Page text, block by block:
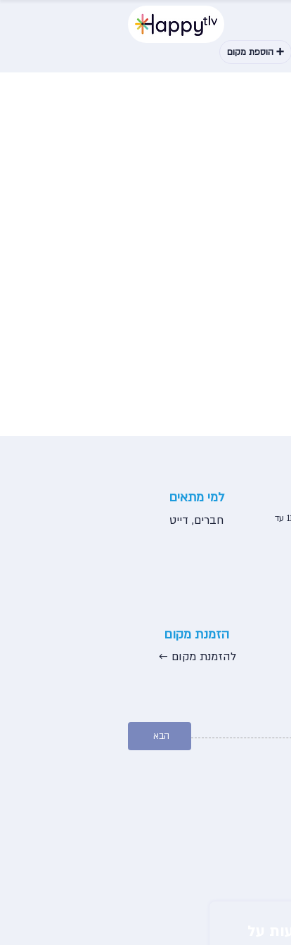
➕ הוספת מקום
למי מתאים
חברים, דייט
בראנץ׳ שיכורים בשבת מ11:00 עד
הזמנת מקום
← להזמנת מקום
הבא